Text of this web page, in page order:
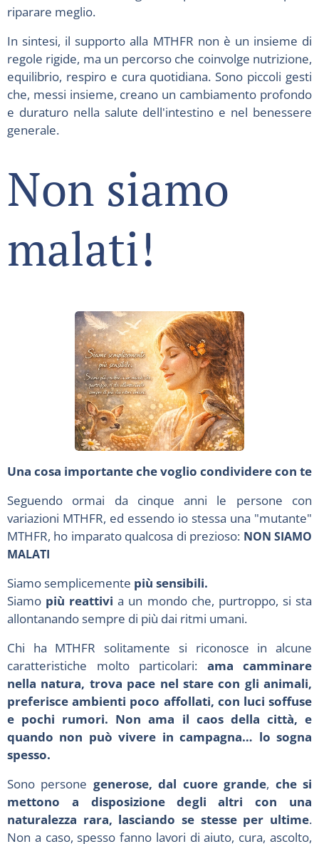
riparare meglio.
In sintesi, il supporto alla MTHFR non è un insieme di
regole rigide, ma un percorso che coinvolge nutrizione,
equilibrio, respiro e cura quotidiana. Sono piccoli gesti
che, messi insieme, creano un cambiamento profondo
e duraturo nella salute dell'intestino e nel benessere
generale.
Non siamo
malati!
Una cosa importante che voglio condividere con te
Seguendo ormai da cinque anni le persone con
variazioni MTHFR, ed essendo io stessa una "mutante"
MTHFR, ho imparato qualcosa di prezioso: NON SIAMO
MALATI
Siamo semplicemente più sensibili.
Siamo più reattivi a un mondo che, purtroppo, si sta
allontanando sempre di più dai ritmi umani.
Chi ha MTHFR solitamente si riconosce in alcune
caratteristiche molto particolari: ama camminare
nella natura, trova pace nel stare con gli animali,
preferisce ambienti poco affollati, con luci soffuse
e pochi rumori. Non ama il caos della città, e
quando non può vivere in campagna… lo sogna
spesso.
Sono persone generose, dal cuore grande, che si
mettono a disposizione degli altri con una
naturalezza rara, lasciando se stesse per ultime.
Non a caso, spesso fanno lavori di aiuto, cura, ascolto,